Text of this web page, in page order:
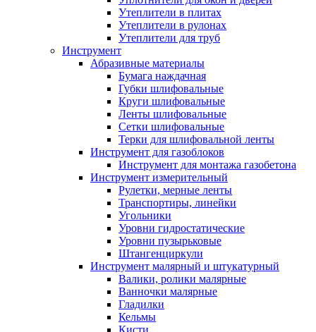
Утеплители в плитах
Утеплители в рулонах
Утеплители для труб
Инструмент
Абразивные материалы
Бумага наждачная
Губки шлифовальные
Круги шлифовальные
Ленты шлифовальные
Сетки шлифовальные
Терки для шлифовальной ленты
Инструмент для газоблоков
Инструмент для монтажа газобетона
Инструмент измерительный
Рулетки, мерные ленты
Транспортиры, линейки
Угольники
Уровни гидростатические
Уровни пузырьковые
Штангенциркули
Инструмент малярный и штукатурный
Валики, ролики малярные
Ванночки малярные
Гладилки
Кельмы
Кисти